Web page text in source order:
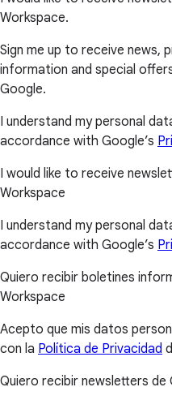
Workspace.
Sign me up to receive news,
information and special
Google.
I understand my personal
accordance with Google’s
I would like to receive
Workspace
I understand my personal
accordance with Google’s
Quiero recibir boletines
Workspace
Acepto que mis datos
con la Política de Privacidad
Quiero recibir newsletters de